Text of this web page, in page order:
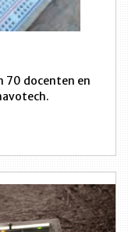
70 docenten en